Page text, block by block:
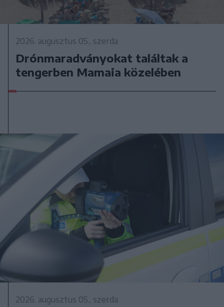
2026. augusztus 05., szerda
Drónmaradványokat találtak a
tengerben Mamaia közelében
2026. augusztus 05., szerda